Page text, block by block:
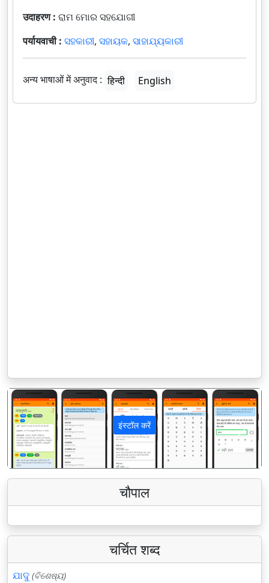
उदाहरण : ରାମ ମୋର ସହଯୋଗୀ
पर्यायवाची : ସହକାରୀ, ସହାୟକ, ସାହାଯ୍ୟକାରୀ
अन्य भाषाओं में अनुवाद : हिन्दी English
इंस्टॉल करें
पिछला अगला
चौपाल
चर्चित शब्द
ଯାଦୁ (ବିଶେଷ୍ୟ)